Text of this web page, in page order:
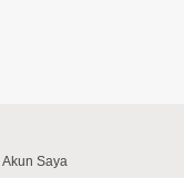
Akun Saya